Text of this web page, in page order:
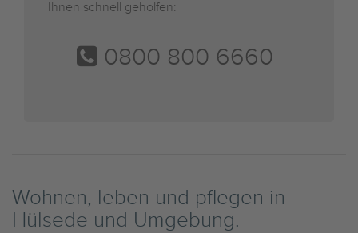
Ihnen schnell geholfen:
0800 800 6660
Wohnen, leben und pflegen in
Hülsede und Umgebung.